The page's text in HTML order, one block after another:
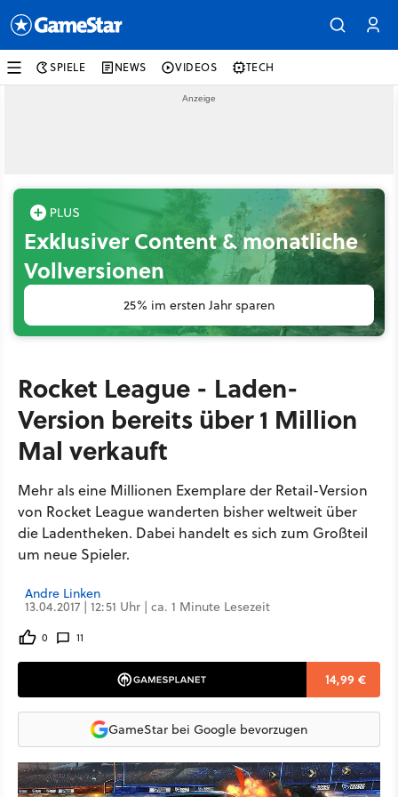
SPIELE NEWS VIDEOS TECH
Exklusiver Content & monatliche
Vollversionen
25% im ersten Jahr sparen
Rocket League - Laden-
Version bereits über 1 Million
Mal verkauft
Mehr als eine Millionen Exemplare der Retail-Version
von Rocket League wanderten bisher weltweit über
die Ladentheken. Dabei handelt es sich zum Großteil
um neue Spieler.
Andre Linken
13.04.2017 | 12:51 Uhr | ca. 1 Minute Lesezeit
0 11
14,99 €
GameStar bei Google bevorzugen